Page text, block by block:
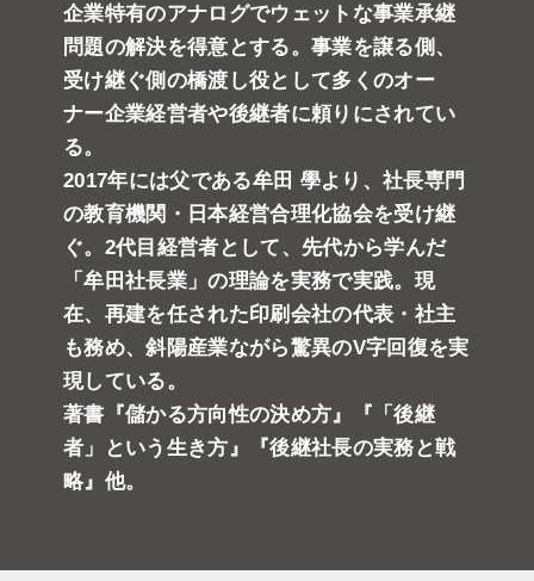
企業特有のアナログでウェットな事業承継
問題の解決を得意とする。事業を譲る側、
受け継ぐ側の橋渡し役として多くのオー
ナー企業経営者や後継者に頼りにされてい
る。
2017年には父である牟田 學より、社長専門
の教育機関・日本経営合理化協会を受け継
ぐ。2代目経営者として、先代から学んだ
「牟田社長業」の理論を実務で実践。現
在、再建を任された印刷会社の代表・社主
も務め、斜陽産業ながら驚異のV字回復を実
現している。
著書『儲かる方向性の決め方』『「後継
者」という生き方』『後継社長の実務と戦
略』他。